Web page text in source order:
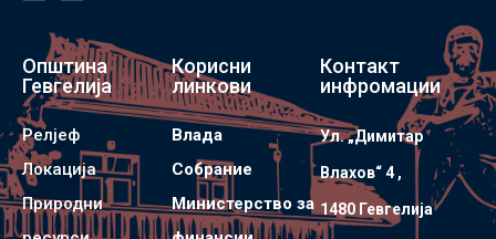
Општина
Гевгелија
Релјеф
Локација
Природни
Корисни
линкови
Влада
Собрание
Министерство за
Контакт
инфромации
Ул. „Димитар
Влахов“ 4 ,
1480 Гевгелијa